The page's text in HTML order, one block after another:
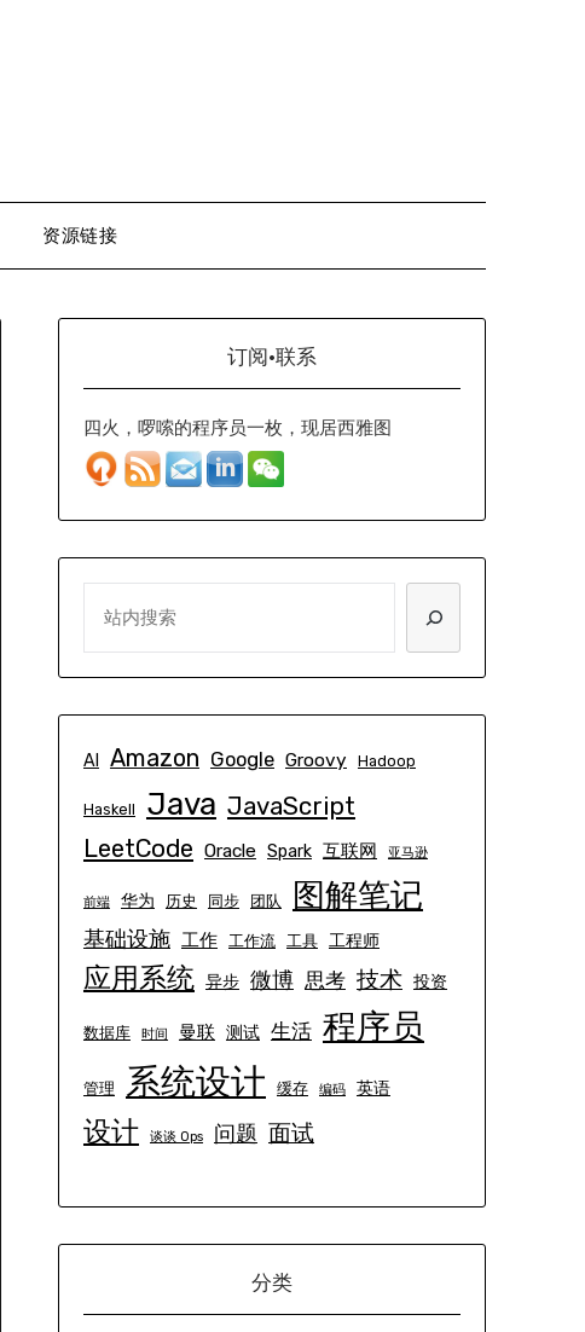
资源链接
订阅·联系
四火，啰嗦的程序员一枚，现居西雅图
AI Amazon Google Groovy Hadoop
Haskell Java JavaScript
LeetCode Oracle Spark 互联网 亚马逊
前端 华为 历史 同步 团队 图解笔记
基础设施 工作 工作流 工具 工程师
应用系统 异步 微博 思考 技术 投资
数据库 时间 曼联 测试 生活 程序员
管理 系统设计 缓存 编码 英语
设计 谈谈 Ops 问题 面试
分类